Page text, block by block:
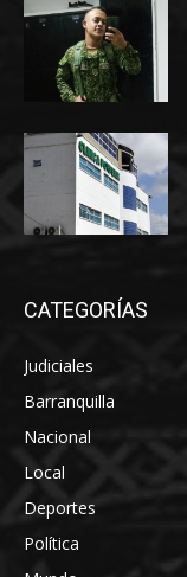
CATEGORÍAS
Judiciales
Barranquilla
Nacional
Local
Deportes
Política